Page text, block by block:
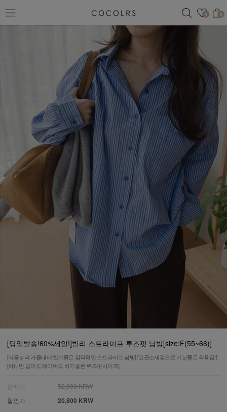
관심
0 0
검색
[당일발송!60%세일!]빌리 스트라이프 루즈핏 남방[size:F(55~66)]
[지금부터 가을내내 입기좋은 감각적인 스트라이프 남방] [고급소재감으로 기분좋은 착용감!]
[하나만 입어도 레이어드 하기좋은 루즈핏사이즈]
판매가
52,000 KRW
할인가
20,800 KRW